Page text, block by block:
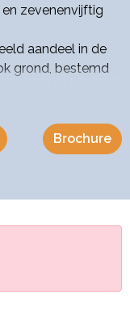
zevenenvijftig
aandeel in de
grond, bestemd
kadastraal
(1 a 51 ca)
de Wet
onroerende
Brochure